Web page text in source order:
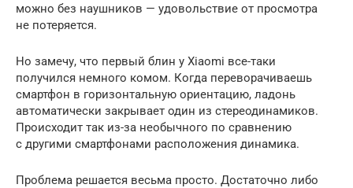
можно без наушников — удовольствие от просмотра
не потеряется.
Но замечу, что первый блин у Xiaomi все-таки
получился немного комом. Когда переворачиваешь
смартфон в горизонтальную ориентацию, ладонь
автоматически закрывает один из стереодинамиков.
Происходит так из-за необычного по сравнению
с другими смартфонами расположения динамика.
Проблема решается весьма просто. Достаточно либо